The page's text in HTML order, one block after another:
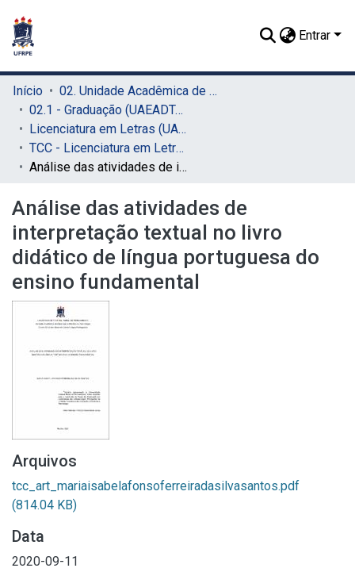
Entrar
Início
02. Unidade Acadêmica de Educação a Distância e Tecnologia (UAEADTec)
02.1 - Graduação (UAEADTec)
Licenciatura em Letras (UAEADTec)
TCC - Licenciatura em Letras (UAEADTec)
Análise das atividades de interpretação textual no livro didático de língua portuguesa do ensino fundamental
Análise das atividades de
interpretação textual no livro
didático de língua portuguesa do
ensino fundamental
Arquivos
tcc_art_mariaisabelafonsoferreiradasilvasantos.pdf
(814.04 KB)
Data
2020-09-11